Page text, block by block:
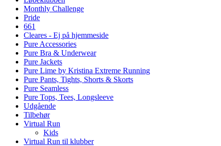
Monthly Challenge
Pride
661
Cleares - Ej på hjemmeside
Pure Accessories
Pure Bra & Underwear
Pure Jackets
Pure Lime by Kristina Extreme Running
Pure Pants, Tights, Shorts & Skorts
Pure Seamless
Pure Tops, Tees, Longsleeve
Udgående
Tilbehør
Virtual Run
Kids
Virtual Run til klubber